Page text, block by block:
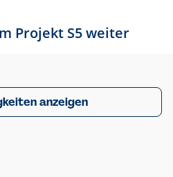
Projekt S5 weiter
anzeigen